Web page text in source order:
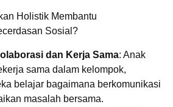
Holistik Membantu
Sosial?
dan Kerja Sama: Anak
sama dalam kelompok,
belajar bagaimana berkomunikasi
masalah bersama.